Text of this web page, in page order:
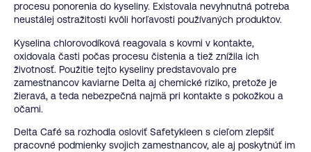
procesu ponorenia do kyseliny. Existovala nevyhnutná potreba
neustálej ostražitosti kvôli horľavosti používaných produktov.
Kyselina chlorovodíková reagovala s kovmi v kontakte,
oxidovala časti počas procesu čistenia a tiež znížila ich
životnosť. Použitie tejto kyseliny predstavovalo pre
zamestnancov kaviarne Delta aj chemické riziko, pretože je
žieravá, a teda nebezpečná najmä pri kontakte s pokožkou a
očami.
Delta Café sa rozhodla osloviť Safetykleen s cieľom zlepšiť
pracovné podmienky svojich zamestnancov, ale aj poskytnúť im